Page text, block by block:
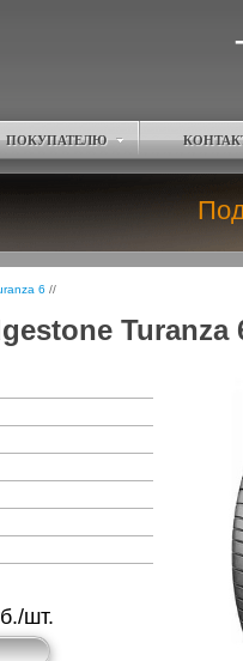
ПОКУПАТЕЛЮ
6 //
Turanza
шт.